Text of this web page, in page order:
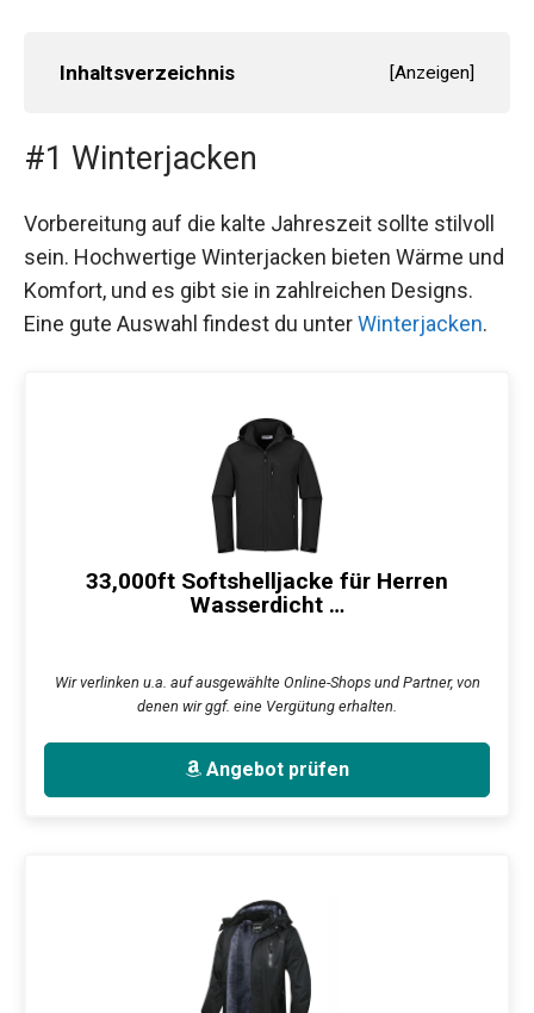
Inhaltsverzeichnis [Anzeigen]
#1 Winterjacken
Vorbereitung auf die kalte Jahreszeit sollte stilvoll
sein. Hochwertige Winterjacken bieten Wärme und
Komfort, und es gibt sie in zahlreichen Designs.
Eine gute Auswahl findest du unterWinterjacken.
33,000ft Softshelljacke für Herren
Wasserdicht …
Wir verlinken u.a. auf ausgewählte Online-Shops und Partner, von
denen wir ggf. eine Vergütung erhalten.
Angebot prüfen